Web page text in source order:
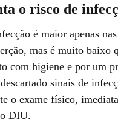
o risco de
é maior apenas
mas é muito baixo
com higiene e por um
sinais de
o exame físico,
DIU.